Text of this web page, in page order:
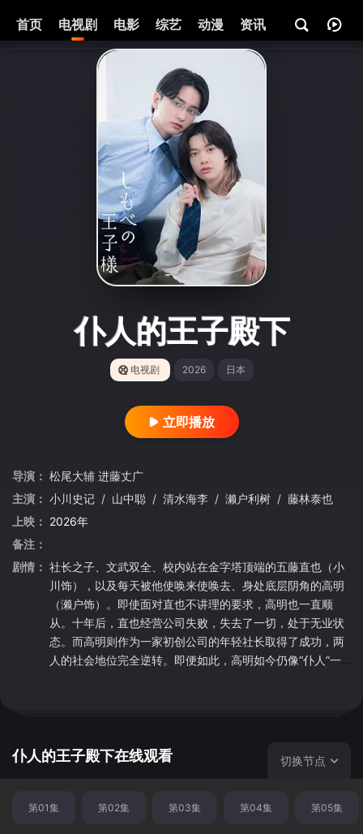
首页 电视剧 电影 综艺 动漫 资讯
仆人的王子殿下
电视剧 2026 日本
立即播放
导演： 松尾大辅 进藤丈广
主演： 小川史记 / 山中聪 / 清水海李 / 濑户利树 / 藤林泰也
上映： 2026年
备注：
剧情： 社长之子、文武双全、校内站在金字塔顶端的五藤直也（小
川饰），以及每天被他使唤来使唤去、身处底层阴角的高明
（濑户饰）。即使面对直也不讲理的要求，高明也一直顺
从。十年后，直也经营公司失败，失去了一切，处于无业状
态。而高明则作为一家初创公司的年轻社长取得了成功，两
人的社会地位完全逆转。即便如此，高明如今仍像“仆人”一
直服从于他的“仆人”，在社会地位逆转后，历经十年的主仆
仆人的王子殿下在线观看 切换节点
第01集 第02集 第03集 第04集 第05集